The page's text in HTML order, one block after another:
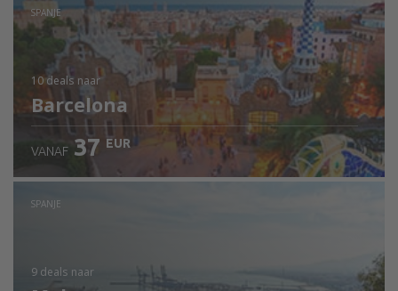
SPANJE
10 deals naar
Barcelona
VANAF 37 EUR
SPANJE
9 deals naar